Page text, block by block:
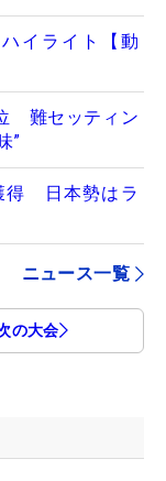
イライト【動
難セッティン
”
得 日本勢はラ
ニュース一覧
の大会